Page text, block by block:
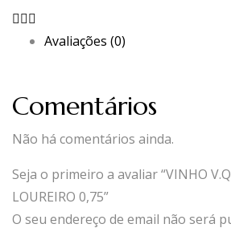
Avaliações (0)
Comentários
Não há comentários ainda.
Seja o primeiro a avaliar “VINHO
LOUREIRO 0,75”
O seu endereço de email não será